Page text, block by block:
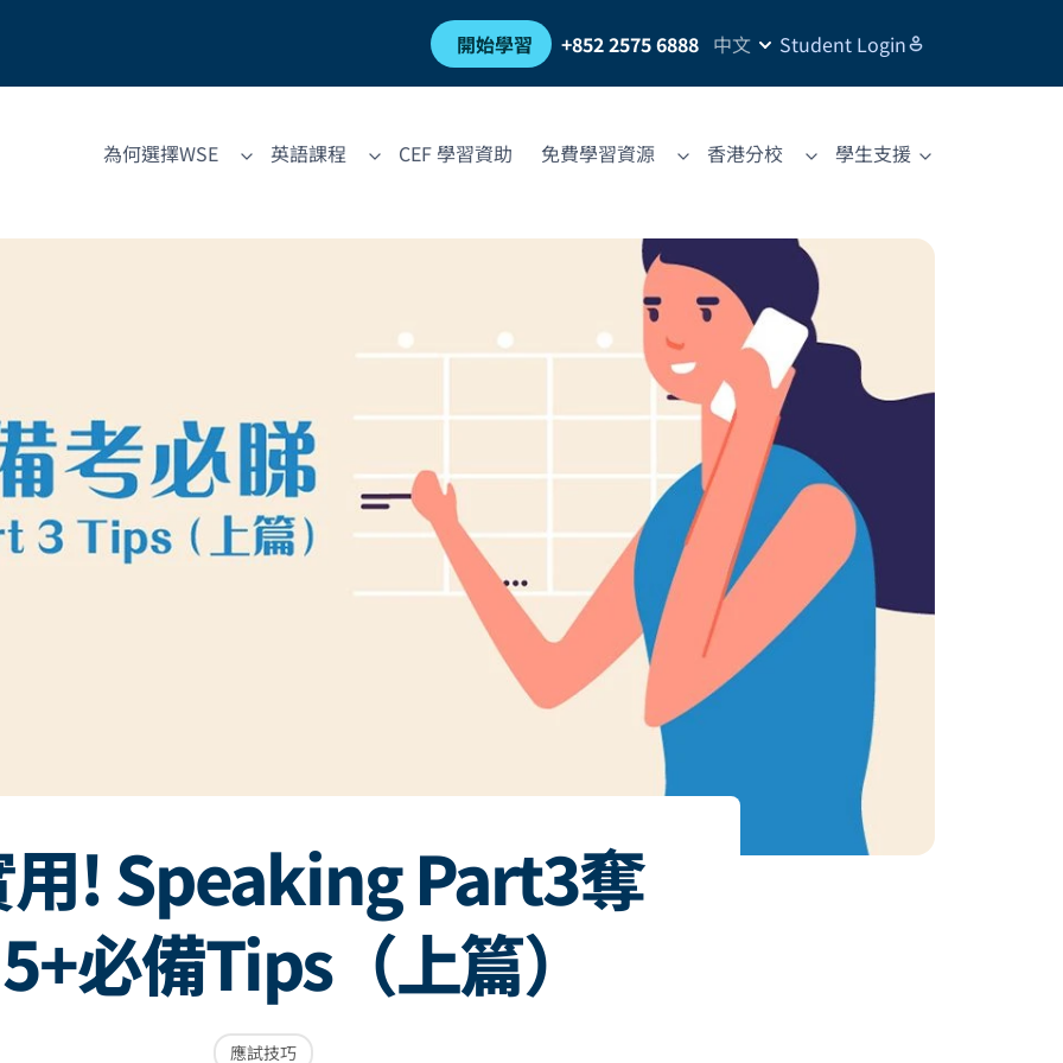
開始學習 +852 2575 6888 中文 Student Login
為何選擇WSE 英語課程 CEF 學習資助 免費學習資源 香港分校 學生支援
! Speaking Part3奪
必備Tips（上篇）
應試技巧